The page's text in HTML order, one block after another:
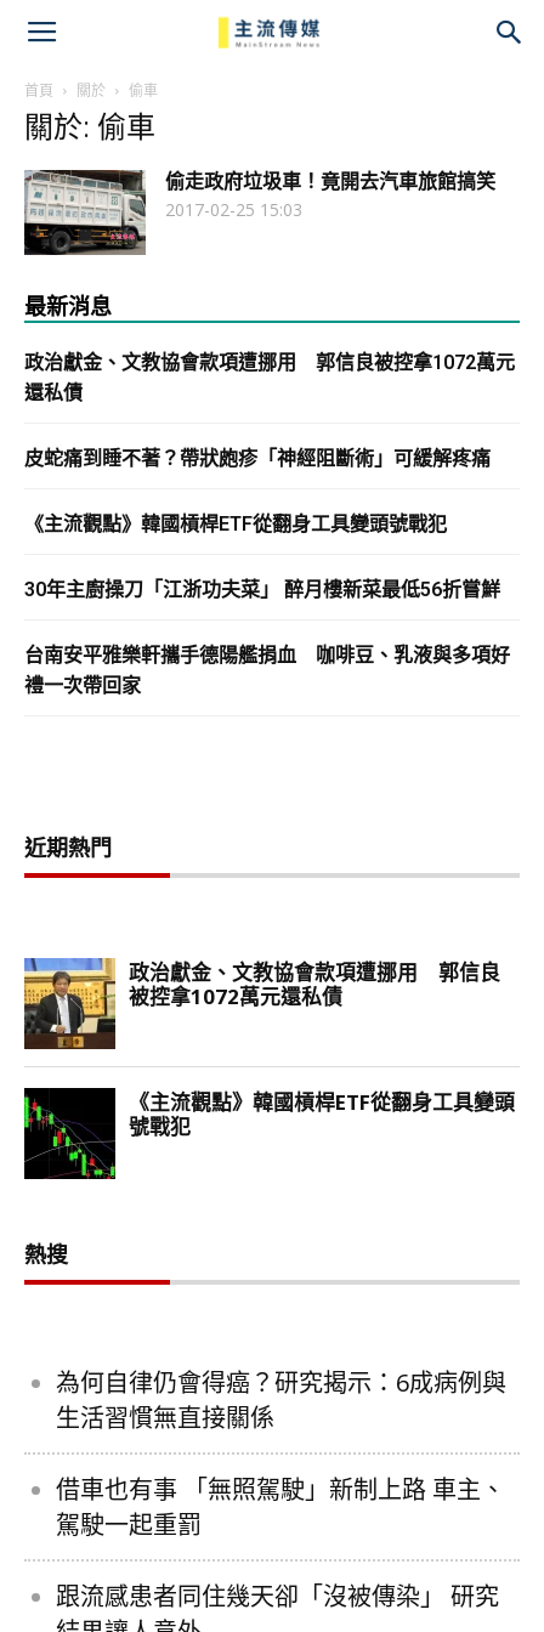
首頁 關於 偷車
關於: 偷車
偷走政府垃圾車！竟開去汽車旅館搞笑
2017-02-25 15:03
最新消息
政治獻金、文教協會款項遭挪用 郭信良被控拿1072萬元
還私債
皮蛇痛到睡不著？帶狀皰疹「神經阻斷術」可緩解疼痛
《主流觀點》韓國槓桿ETF從翻身工具變頭號戰犯
30年主廚操刀「江浙功夫菜」 醉月樓新菜最低56折嘗鮮
台南安平雅樂軒攜手德陽艦捐血 咖啡豆、乳液與多項好
禮一次帶回家
近期熱門
熱搜
為何自律仍會得癌？研究揭示：6成病例與
生活習慣無直接關係
借車也有事 「無照駕駛」新制上路 車主、
駕駛一起重罰
跟流感患者同住幾天卻「沒被傳染」 研究